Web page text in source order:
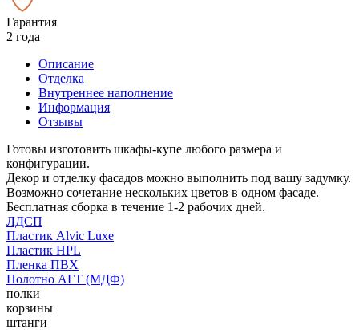
Гарантия
2 года
Описание
Отделка
Внутреннее наполнение
Информация
Отзывы
Готовы изготовить шкафы-купе любого размера и
конфигурации.
Декор и отделку фасадов можно выполнить под вашу задумку.
Возможно сочетание нескольких цветов в одном фасаде.
Бесплатная сборка в течение 1-2 рабочих дней.
ЛДСП
Пластик Alvic Luxe
Пластик HPL
Пленка ПВХ
Полотно АГТ (МДФ)
полки
корзины
штанги